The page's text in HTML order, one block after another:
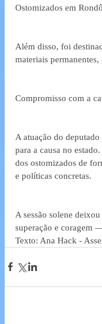
Ostomizados em
Além disso, foi
materiais
Compromisso com a
A atuação do
para a causa no
dos ostomizados de
e políticas concretas.
A sessão solene
superação e coragem
Texto: Ana Hack -